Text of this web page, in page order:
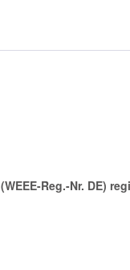
Reg.-Nr. DE)